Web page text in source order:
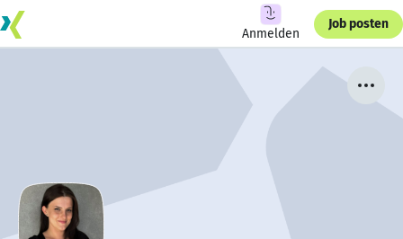
Anmelden
Job posten